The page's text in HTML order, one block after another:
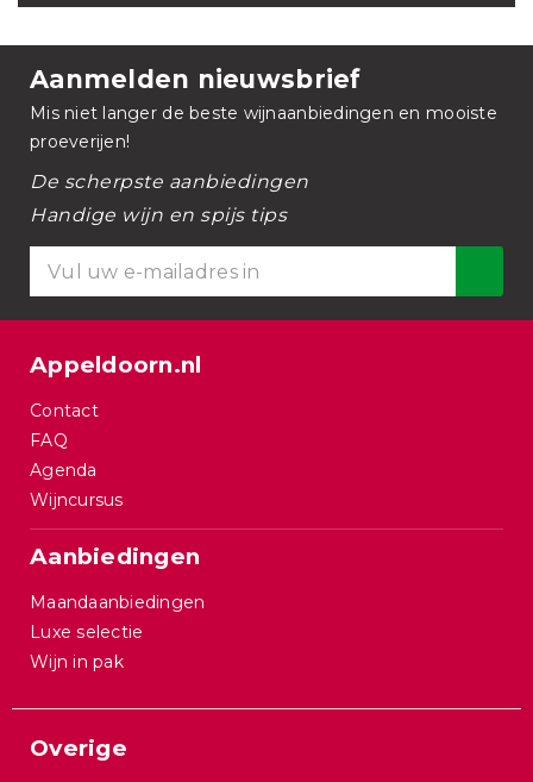
Aanmelden nieuwsbrief
Mis niet langer de beste wijnaanbiedingen en mooiste
proeverijen!
De scherpste aanbiedingen
Handige wijn en spijs tips
Appeldoorn.nl
Contact
FAQ
Agenda
Wijncursus
Aanbiedingen
Maandaanbiedingen
Luxe selectie
Wijn in pak
Overige